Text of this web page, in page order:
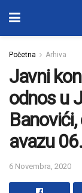
Početna Arhiva
Javni
odnos u
avazu
6 Novembra, 2020